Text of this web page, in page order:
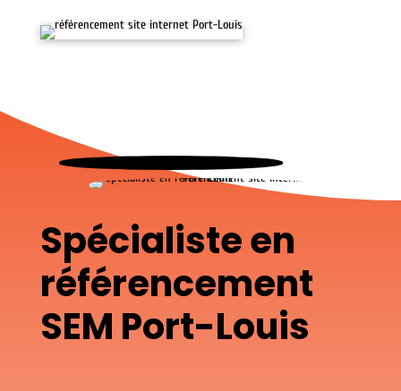
Spécialiste en
référencement
SEM Port-Louis